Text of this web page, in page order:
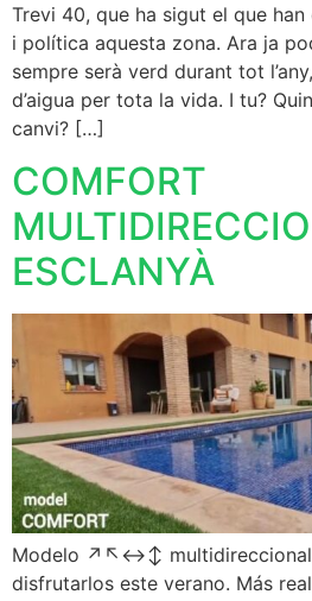
Trevi 40, que ha sigut el que
i política aquesta zona. Ara ja
sempre serà verd durant tot
d’aigua per tota la vida. I tu?
canvi? […]
COMFORT
ESCLANYÀ
Modelo ↗️↖️↔️↕️
disfrutarlos este verano. Más